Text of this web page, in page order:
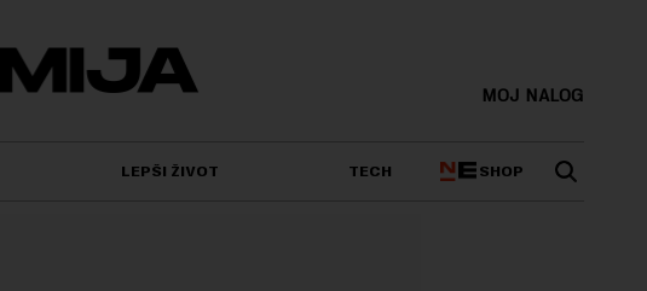
MOJ NALOG
LEPŠI ŽIVOT TECH SHOP